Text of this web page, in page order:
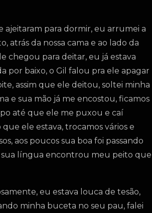
ajeitaram para dormir, eu arrumei a
atrás da nossa cama e ao lado da
chegou para deitar, eu já estava
por baixo, o Gil falou pra ele apagar
assim que ele deitou, soltei minha
e sua mão já me encostou, ficamos
até que ele me puxou e caí
ele estava, trocamos vários e
aos poucos sua boa foi passando
língua encontrou meu peito que
eu estava louca de tesão,
minha buceta no seu pau, falei